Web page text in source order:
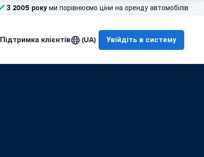
З 2005 року ми порівнюємо ціни на оренду автомобілів
Підтримка клієнтів (UA) Увійдіть в систему